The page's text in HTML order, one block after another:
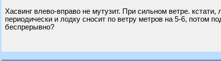
Хасвинг влево-вправо не мутузит. При сильном ветре.
периодически и лодку сносит по ветру метров на 5-6, потом
беспрерывно?